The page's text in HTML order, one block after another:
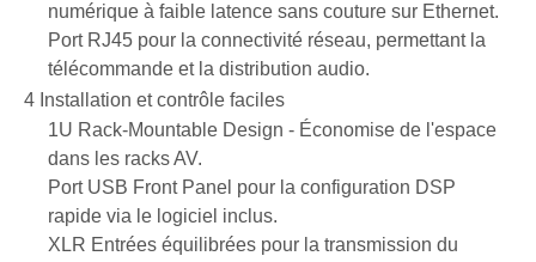
numérique à faible latence sans couture sur Ethernet.
Port RJ45 pour la connectivité réseau, permettant la
télécommande et la distribution audio.
4 Installation et contrôle faciles
1U Rack-Mountable Design - Économise de l'espace
dans les racks AV.
Port USB Front Panel pour la configuration DSP
rapide via le logiciel inclus.
XLR Entrées équilibrées pour la transmission du